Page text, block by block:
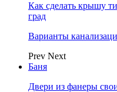
Как сделать крышу
град
Варианты
Prev Next
Баня
Двери из фанеры